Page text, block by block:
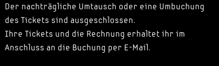
Der nachträgliche Umtausch oder eine Umbuchung
des Tickets sind ausgeschlossen.
Ihre Tickets und die Rechnung erhaltet ihr im
Anschluss an die Buchung per E-Mail.